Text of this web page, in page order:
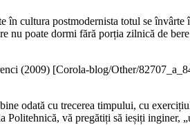
în cultura postmodernista totul se
nu poate dormi fără porția zilnică de
(2009) [Corola-blog/Other/
odată cu trecerea timpului, cu
Politehnică, vă pregătiți să ieșiți inginer,